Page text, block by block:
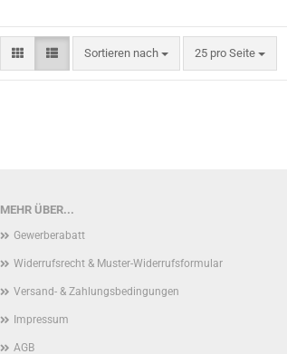
Sortieren nach
Sortieren nach 25 pro Seite
pro Seite
MEHR ÜBER...
Gewerberabatt
Widerrufsrecht & Muster-Widerrufsformular
Versand- & Zahlungsbedingungen
Impressum
AGB